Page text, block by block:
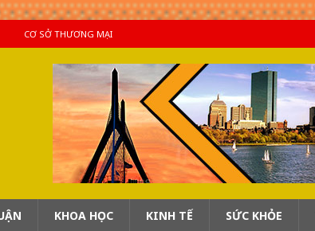
CƠ SỞ THƯƠNG MẠI
KHOA HỌC KINH TẾ SỨC KHỎE